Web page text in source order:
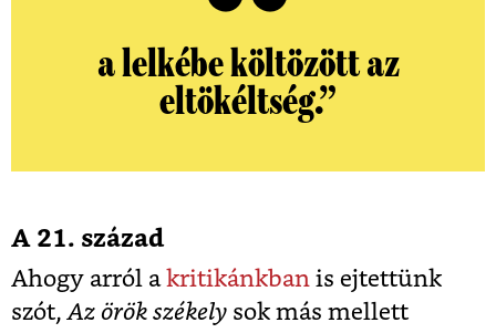
a lelkébe költözött az
eltökéltség.”
A 21. század
Ahogy arról a kritikánkban is ejtettünk
szót, Az örök székely sok más mellett